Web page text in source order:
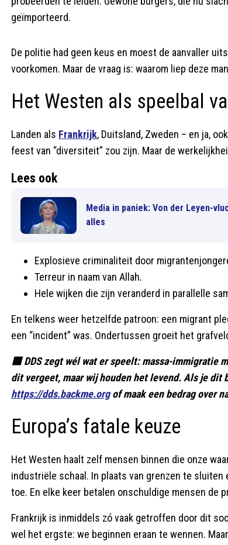
geïmporteerd.
De politie had geen keus en moest de aanvaller
voorkomen. Maar de vraag is: waarom liep deze
Het Westen als speelbal
Landen als Frankrijk, Duitsland, Zweden – en ja,
feest van “diversiteit” zou zijn. Maar de
Lees ook
Media in paniek: Von der Leyen-
alles
Explosieve criminaliteit door
Terreur in naam van Allah.
Hele wijken die zijn veranderd in parallelle
En telkens weer hetzelfde patroon: een migrant
een “incident” was. Ondertussen groeit het
🟦 DDS zegt wél wat er speelt: massa-
dit vergeet, maar wij houden het levend. Als je
https://dds.backme.orgof maak een bedrag over
Europa’s fatale keuze
Het Westen haalt zelf mensen binnen die onze
industriële schaal. In plaats van grenzen te
toe. En elke keer betalen onschuldige mensen de
Frankrijk is inmiddels zó vaak getroffen door dit
wel het ergste: we beginnen eraan te wennen.